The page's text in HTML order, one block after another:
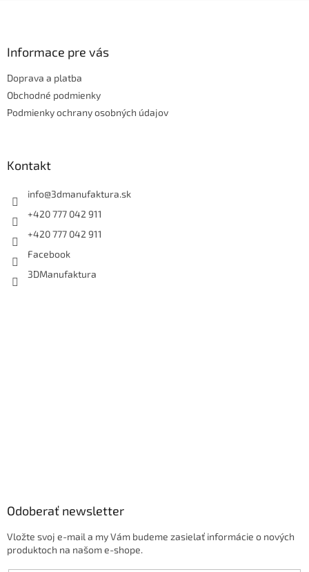
Informace pre vás
Doprava a platba
Obchodné podmienky
Podmienky ochrany osobných údajov
Kontakt
info@3dmanufaktura.sk
+420 777 042 911
+420 777 042 911
Facebook
3DManufaktura
Odoberať newsletter
Vložte svoj e-mail a my Vám budeme zasielať informácie o nových
produktoch na našom e-shope.